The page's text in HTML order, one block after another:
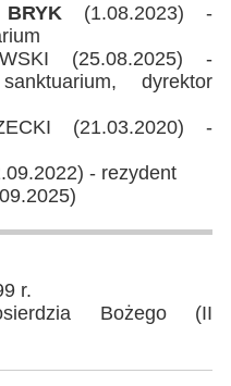
(1.08.2023) -
(25.08.2025) -
dyrektor
(21.03.2020) -
- rezydent
r.
Bożego (II